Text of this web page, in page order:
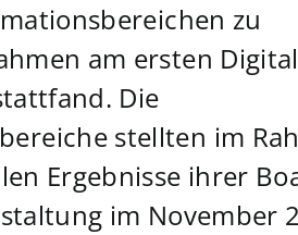
zu
am ersten Digital
Die
stellten im
Ergebnisse ihrer
im November